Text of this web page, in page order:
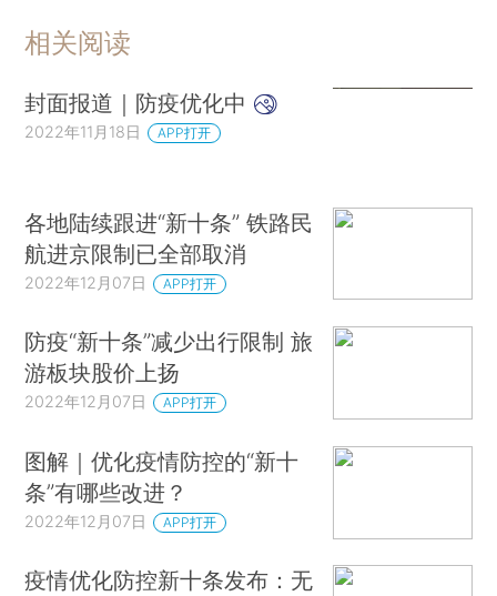
相关阅读
封面报道｜防疫优化中
2022年11月18日 APP打开
各地陆续跟进“新十条” 铁路民
航进京限制已全部取消
2022年12月07日 APP打开
防疫“新十条”减少出行限制 旅
游板块股价上扬
2022年12月07日 APP打开
图解｜优化疫情防控的“新十
条”有哪些改进？
2022年12月07日 APP打开
疫情优化防控新十条发布：无